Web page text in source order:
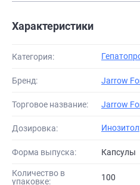
Характеристики
Категория:
Бренд: Jarrow
Торговое название: Jarrow
Дозировка: Инозитол
Форма выпуска: Капсулы
Количество в
упаковке:
100